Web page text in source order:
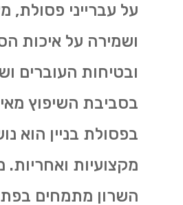
על עברייני פסולת,
ושמירה על איכות
ובטיחות העוברים
בסביבת השיפוץ
בפסולת בניין הוא
מקצועיות ואחריות.
השרון מתמחים